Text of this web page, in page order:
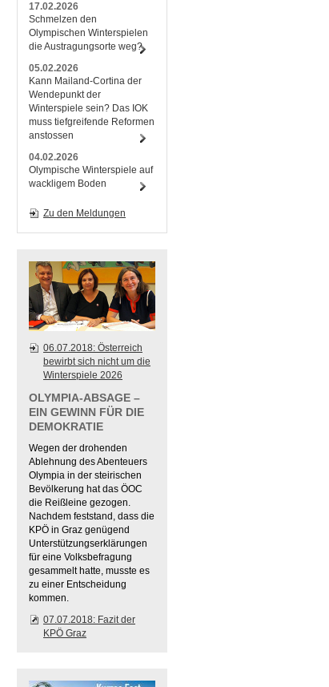
17.02.2026
Schmelzen den
Olympischen Winterspielen
die Austragungsorte weg?
05.02.2026
Kann Mailand-Cortina der
Wendepunkt der
Winterspiele sein? Das IOK
muss tiefgreifende Reformen
anstossen
04.02.2026
Olympische Winterspiele auf
wackligem Boden
Zu den Meldungen
06.07.2018: Österreich
bewirbt sich nicht um die
Winterspiele 2026
OLYMPIA-ABSAGE –
EIN GEWINN FÜR DIE
DEMOKRATIE
Wegen der drohenden
Ablehnung des Abenteuers
Olympia in der steirischen
Bevölkerung hat das ÖOC
die Reißleine gezogen.
Nachdem feststand, dass die
KPÖ in Graz genügend
Unterstützungserklärungen
für eine Volksbefragung
gesammelt hatte, musste es
zu einer Entscheidung
kommen.
07.07.2018: Fazit der
KPÖ Graz